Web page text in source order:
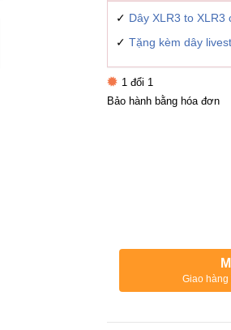
✓ Dây XLR3 to
✓ Tặng kèm dây
1 đổi 1
Bảo hành bằng hóa đơn
Giao hàng